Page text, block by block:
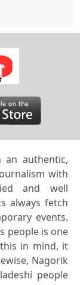
authentic,
with
and well
always fetch
events.
people is one
in mind, it
Nagorik
people